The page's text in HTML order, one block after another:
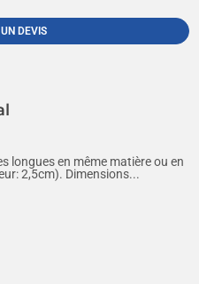
DEVIS
longues en même matière ou en
2,5cm). Dimensions...